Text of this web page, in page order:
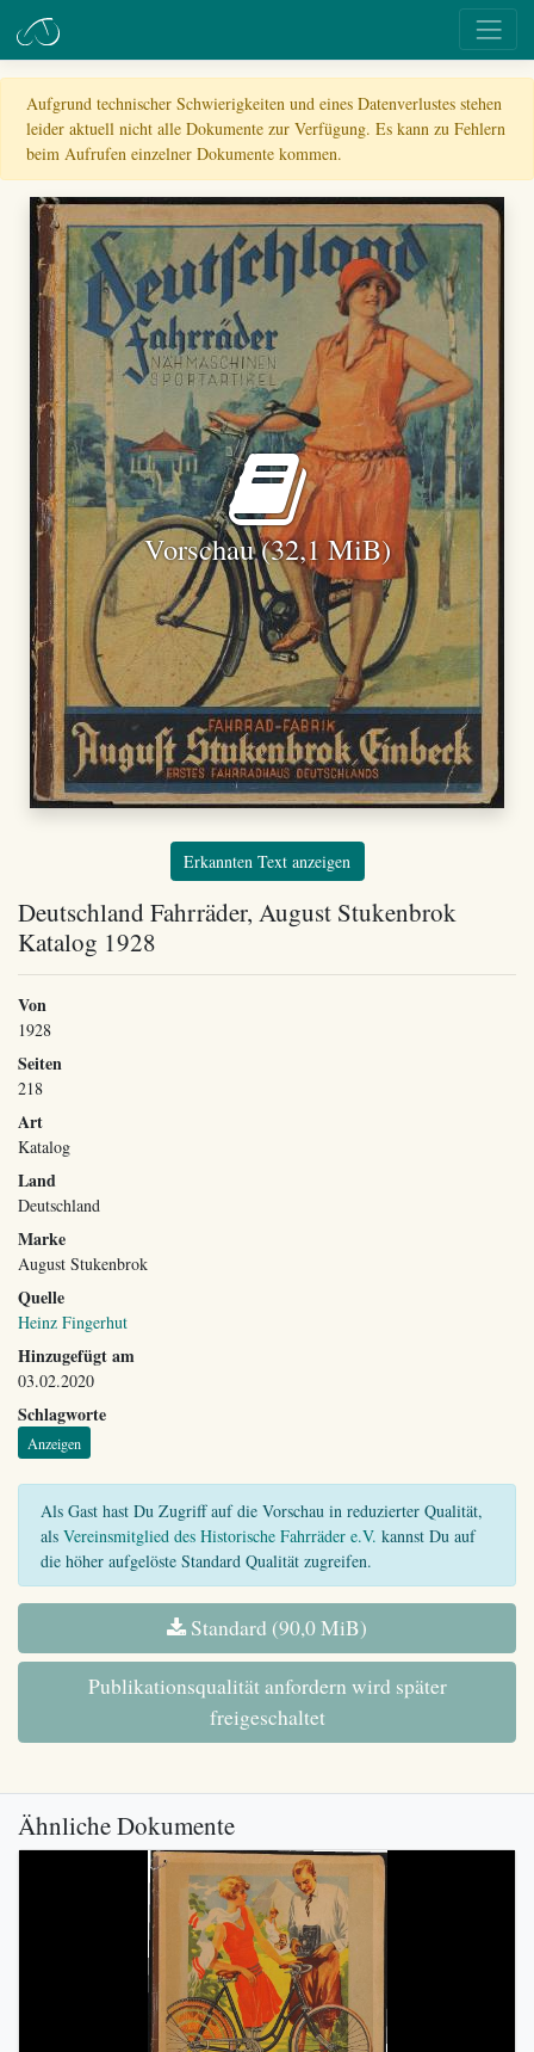
Aufgrund technischer Schwierigkeiten und eines Datenverlustes stehen
leider aktuell nicht alle Dokumente zur Verfügung. Es kann zu Fehlern
beim Aufrufen einzelner Dokumente kommen.
Vorschau (32,1 MiB)
Erkannten Text anzeigen
Deutschland Fahrräder, August Stukenbrok
Katalog 1928
Von
1928
Seiten
218
Art
Katalog
Land
Deutschland
Marke
August Stukenbrok
Quelle
Heinz Fingerhut
Hinzugefügt am
03.02.2020
Schlagworte
Anzeigen
Als Gast hast Du Zugriff auf die Vorschau in reduzierter Qualität,
als Vereinsmitglied des Historische Fahrräder e.V. kannst Du auf
die höher aufgelöste Standard Qualität zugreifen.
Standard (90,0 MiB)
Publikationsqualität anfordern wird später
freigeschaltet
Ähnliche Dokumente